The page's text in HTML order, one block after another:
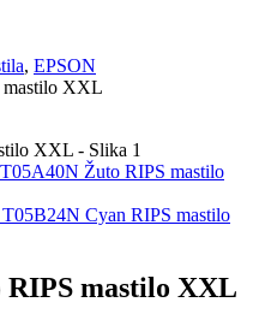
, EPSON
mastilo XXL
Žuto RIPS mastilo
Cyan RIPS mastilo
RIPS mastilo XXL